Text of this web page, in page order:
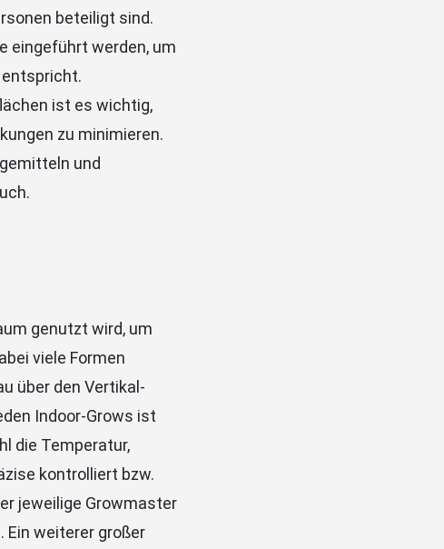
beteiligt sind.
eingeführt werden, um
entspricht.
ist es wichtig,
zu minimieren.
und
genutzt wird, um
viele Formen
über den Vertikal-
Indoor-Grows ist
die Temperatur,
kontrolliert bzw.
jeweilige Growmaster
weiterer großer